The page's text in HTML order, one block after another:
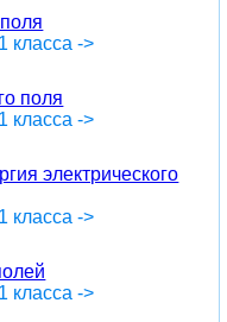
класса ->
поля
класса ->
электрического
класса ->
класса ->